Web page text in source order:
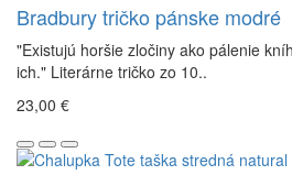
Bradbury tričko pánske modré
"Existujú horšie zločiny ako pálenie
ich." Literárne tričko zo 10..
23,00 €